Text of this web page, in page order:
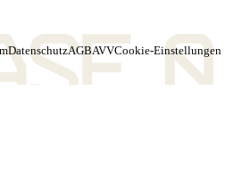
DatenschutzAGBAVVCookie-Einstellungen